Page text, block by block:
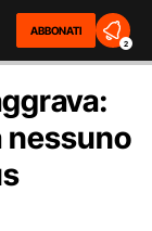
ABBONATI
2
nessuno